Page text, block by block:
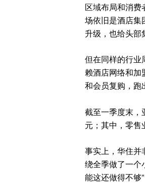
区域布局和消
场依旧是酒店集
升级，也给头部
但在同样的行业
赖酒店网络和加
和会员复购，跑
截至一季度末，
元；其中，零售
事实上，华住并
绕全季做了一个
能这还做得不够